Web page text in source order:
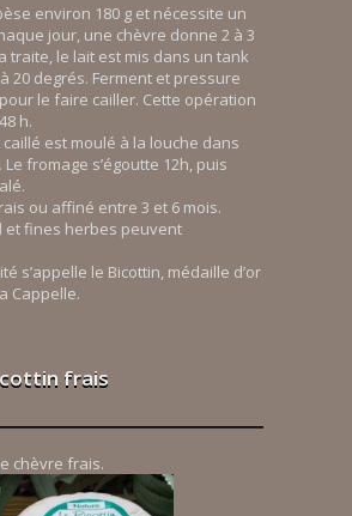
environ 180 g et nécessite un
jour, une chèvre donne 2 à 3
traite, le lait est mis dans un tank
20 degrés. Ferment et pressure
le faire cailler. Cette opération
h.
caillé est moulé à la louche dans
fromage s’égoutte 12h, puis
ou affiné entre 3 et 6 mois.
et fines herbes peuvent
s’appelle le Bicottin, médaille d’or
Cappelle.
frais
chèvre frais.